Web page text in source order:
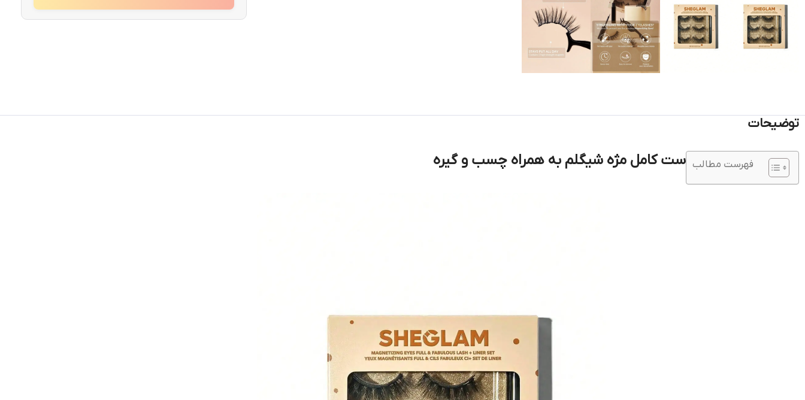
توضیحات
فهرست مطالب ست کامل مژه شیگلم به همراه چسب و گیره